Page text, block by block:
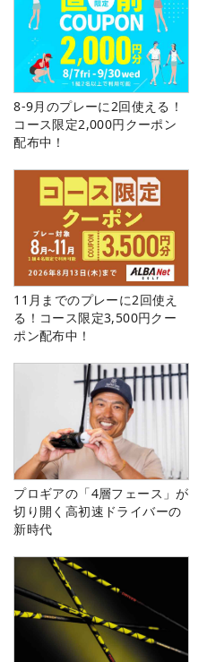
8-9月のプレーに2回使える！
コース限定2,000円クーポン
配布中！
11月までのプレーに2回使え
る！コース限定3,500円クー
ポン配布中！
プロギアの「4層フェース」が
切り開く高初速ドライバーの
新時代